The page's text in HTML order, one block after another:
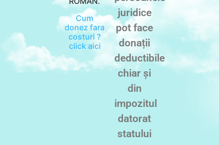
Cum
donez fara
costuri ?
click aici
juridice
pot face
donații
deductibile
chiar și
din
impozitul
datorat
statului